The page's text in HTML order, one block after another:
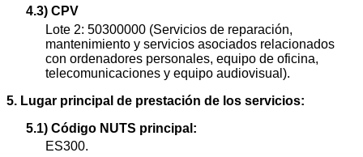
4.3) CPV
Lote 2: 50300000 (Servicios de reparación,
mantenimiento y servicios asociados relacionados
con ordenadores personales, equipo de oficina,
telecomunicaciones y equipo audiovisual).
5. Lugar principal de prestación de los servicios:
5.1) Código NUTS principal:
ES300.